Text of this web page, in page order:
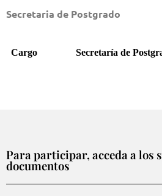
Secretaria de Postgrado
Cargo Secretaría de
Para participar, acceda a los
documentos